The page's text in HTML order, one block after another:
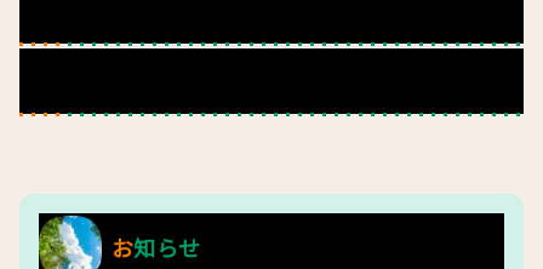
お知らせ